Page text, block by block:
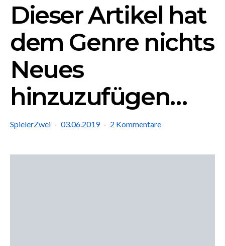
Dieser Artikel hat
dem Genre nichts
Neues
hinzuzufügen…
SpielerZwei 03.06.2019 2 Kommentare